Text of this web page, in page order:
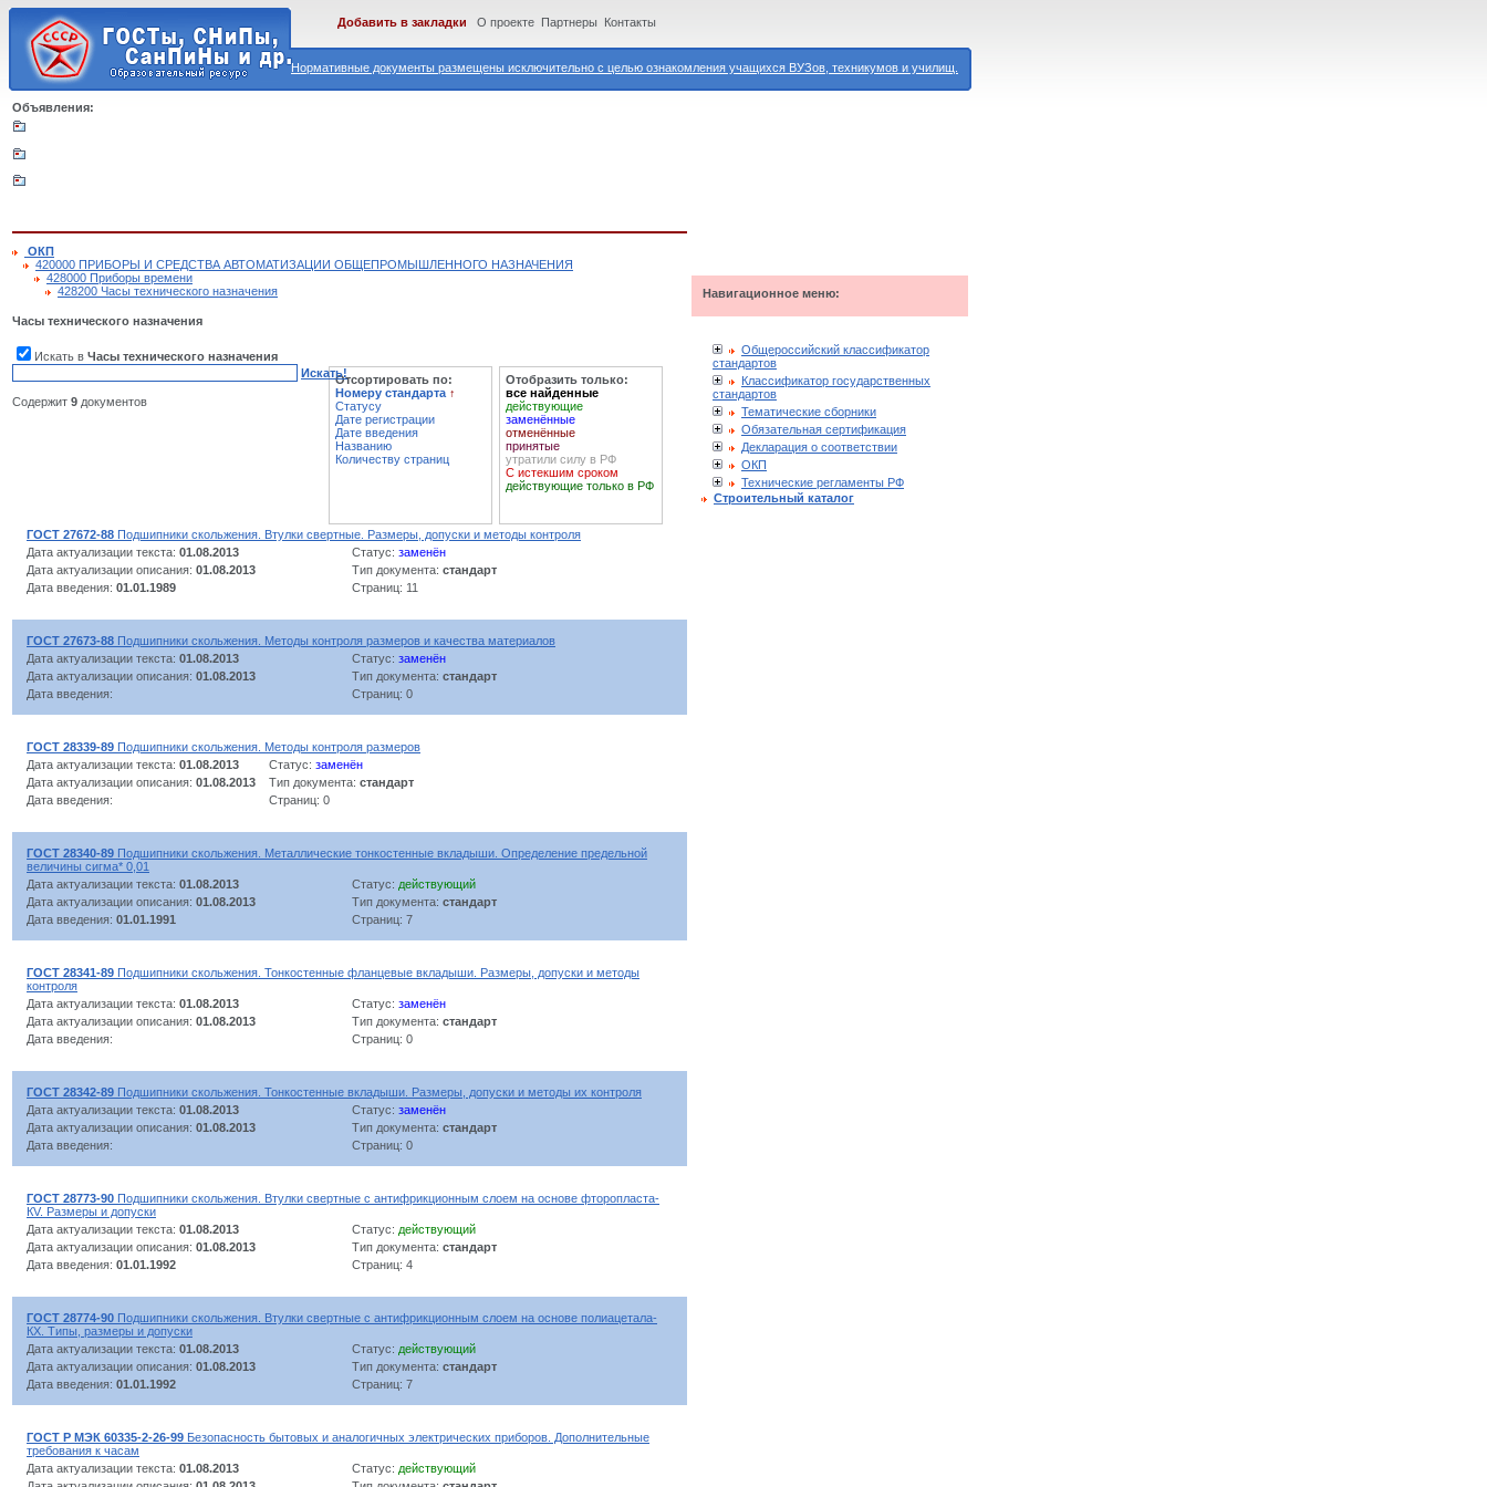
Нормативные документы размещены исключительно с целью ознакомления учащихся ВУЗов, техникумов и училищ.
Добавить в закладки О проекте Партнеры Контакты
Объявления:
ОКП
420000 ПРИБОРЫ И СРЕДСТВА АВТОМАТИЗАЦИИ ОБЩЕПРОМЫШЛЕННОГО НАЗНАЧЕНИЯ
428000 Приборы времени
428200 Часы технического назначения
Часы технического назначения
Искать в Часы технического назначения
Искать!
Содержит 9 документов
Отсортировать по:
Номеру стандарта ↑
Статусу
Дате регистрации
Дате введения
Названию
Количеству страниц
Отобразить только:
все найденные
действующие
заменённые
отменённые
принятые
утратили силу в РФ
С истекшим сроком
действующие только в РФ
ГОСТ 27672-88 Подшипники скольжения. Втулки свертные. Размеры, допуски и методы контроля
Дата актуализации текста: 01.08.2013 Статус: заменён
Дата актуализации описания: 01.08.2013 Тип документа: стандарт
Дата введения: 01.01.1989 Страниц: 11
ГОСТ 27673-88 Подшипники скольжения. Методы контроля размеров и качества материалов
Дата актуализации текста: 01.08.2013 Статус: заменён
Дата актуализации описания: 01.08.2013 Тип документа: стандарт
Дата введения:
Страниц: 0
ГОСТ 28339-89 Подшипники скольжения. Методы контроля размеров
Дата актуализации текста: 01.08.2013 Статус: заменён
Дата актуализации описания: 01.08.2013 Тип документа: стандарт
Дата введения:
Страниц: 0
ГОСТ 28340-89 Подшипники скольжения. Металлические тонкостенные вкладыши. Определение предельной
величины сигма* 0,01
Дата актуализации текста: 01.08.2013 Статус: действующий
Дата актуализации описания: 01.08.2013 Тип документа: стандарт
Дата введения: 01.01.1991 Страниц: 7
ГОСТ 28341-89 Подшипники скольжения. Тонкостенные фланцевые вкладыши. Размеры, допуски и методы
контроля
Дата актуализации текста: 01.08.2013 Статус: заменён
Дата актуализации описания: 01.08.2013 Тип документа: стандарт
Дата введения:
Страниц: 0
ГОСТ 28342-89 Подшипники скольжения. Тонкостенные вкладыши. Размеры, допуски и методы их контроля
Дата актуализации текста: 01.08.2013 Статус: заменён
Дата актуализации описания: 01.08.2013 Тип документа: стандарт
Дата введения:
Страниц: 0
ГОСТ 28773-90 Подшипники скольжения. Втулки свертные с антифрикционным слоем на основе фторопласта-
КV. Размеры и допуски
Дата актуализации текста: 01.08.2013 Статус: действующий
Дата актуализации описания: 01.08.2013 Тип документа: стандарт
Дата введения: 01.01.1992 Страниц: 4
ГОСТ 28774-90 Подшипники скольжения. Втулки свертные с антифрикционным слоем на основе полиацетала-
КХ. Типы, размеры и допуски
Дата актуализации текста: 01.08.2013 Статус: действующий
Дата актуализации описания: 01.08.2013 Тип документа: стандарт
Дата введения: 01.01.1992 Страниц: 7
ГОСТ Р МЭК 60335-2-26-99 Безопасность бытовых и аналогичных электрических приборов. Дополнительные
требования к часам
Дата актуализации текста: 01.08.2013 Статус: действующий
Навигационное меню:
Общероссийский классификатор
стандартов
Классификатор государственных
стандартов
Тематические сборники
Обязательная сертификация
Декларация о соответствии
ОКП
Технические регламенты РФ
Строительный каталог